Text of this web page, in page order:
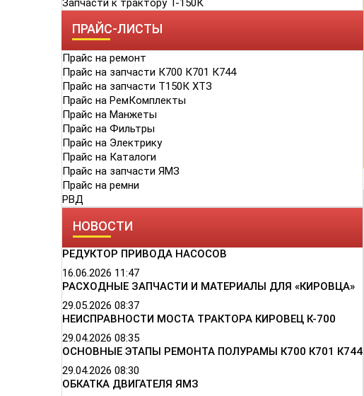
Запчасти к трактору Т-150К
ПРАЙС-ЛИСТЫ
Прайс на ремонт
Прайс на запчасти К700 К701 К744
Прайс на запчасти Т150К ХТЗ
Прайс на РемКомплекты
Прайс на Манжеты
Прайс на Фильтры
Прайс на Электрику
Прайс на Каталоги
Прайс на запчасти ЯМЗ
Прайс на ремни
РВД
НОВОСТИ
РЕДУКТОР ПРИВОДА НАСОСОВ
16.06.2026 11:47
РАСХОДНЫЕ ЗАПЧАСТИ И МАТЕРИАЛЫ ДЛЯ «КИРОВЦА»
29.05.2026 08:37
НЕИСПРАВНОСТИ МОСТА ТРАКТОРА КИРОВЕЦ К-700
29.04.2026 08:35
ОСНОВНЫЕ ЭТАПЫ РЕМОНТА ПОЛУРАМЫ К700 К701 К744
29.04.2026 08:30
ОБКАТКА ДВИГАТЕЛЯ ЯМЗ